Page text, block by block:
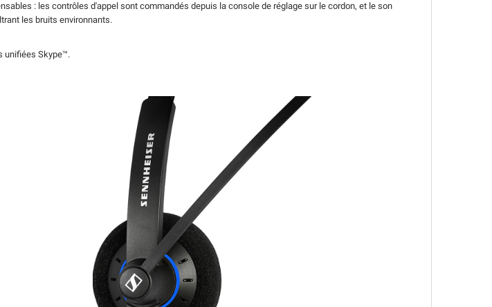
: les contrôles d'appel sont commandés depuis la console de réglage sur le cordon, et le son
les bruits environnants.
unifiées Skype™.